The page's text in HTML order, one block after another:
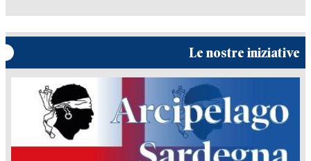
Le nostre iniziative